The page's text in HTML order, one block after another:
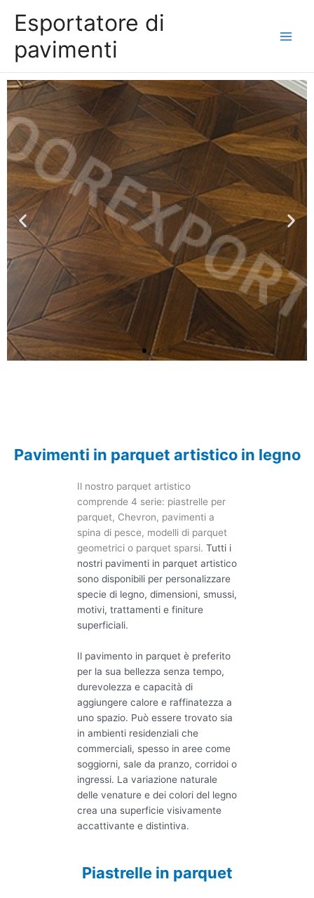
contenuto
Esportatore di
pavimenti
parquet. Disponibile per personalizzare
specie, modelli e dimensioni. La
900*900mm.
RICHIESTA ORA
Pavimenti in parquet artistico in legno
Il nostro parquet artistico
comprende 4 serie: piastrelle per
parquet, Chevron, pavimenti a
spina di pesce, modelli di parquet
geometrici o parquet sparsi. Tutti i
nostri pavimenti in parquet artistico
sono disponibili per personalizzare
specie di legno, dimensioni, smussi,
motivi, trattamenti e finiture
superficiali.
Il pavimento in parquet è preferito
per la sua bellezza senza tempo,
durevolezza e capacità di
aggiungere calore e raffinatezza a
uno spazio. Può essere trovato sia
in ambienti residenziali che
commerciali, spesso in aree come
soggiorni, sale da pranzo, corridoi o
ingressi. La variazione naturale
delle venature e dei colori del legno
crea una superficie visivamente
accattivante e distintiva.
Piastrelle in parquet